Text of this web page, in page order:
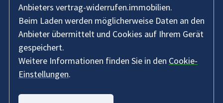
Anbieters vertrag-widerrufen.immobilien.
Beim Laden werden möglicherweise Daten an den
Anbieter übermittelt und Cookies auf Ihrem Gerät
gespeichert.
Weitere Informationen finden Sie in den Cookie-
Einstellungen.